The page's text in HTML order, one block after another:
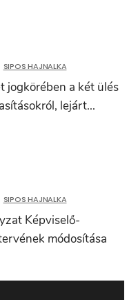
SIPOS HAJNALKA
jogkörében a két ülés
lejárt...
SIPOS HAJNALKA
Képviselő-
módosítása